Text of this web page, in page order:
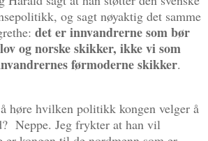
og sagt nøyaktig det samme
det er innvandrerne som bør
og norske skikker, ikke vi som
førmoderne skikker.
høre hvilken politikk kongen velger å
Neppe. Jeg frykter at han vil